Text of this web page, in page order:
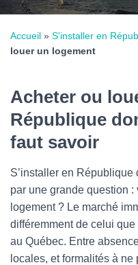
Accueil » S'installer en
louer un logement
Acheter ou
République
faut savoir
S’installer en
par une grande question
logement ? Le marché
différemment de celui
au Québec. Entre
locales, et formalités à